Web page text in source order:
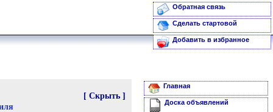
Обратная связь
Сделать стартовой
Добавить в избранное
[ Скрыть ]
Главная
Доска объявлений